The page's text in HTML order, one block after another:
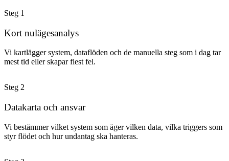
Steg 1
Kort nulägesanalys
Vi kartlägger system, dataflöden och de manuella steg som i dag tar
mest tid eller skapar flest fel.
Steg 2
Datakarta och ansvar
Vi bestämmer vilket system som äger vilken data, vilka triggers som
styr flödet och hur undantag ska hanteras.